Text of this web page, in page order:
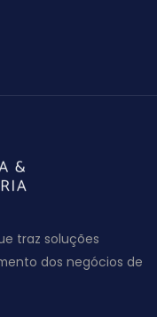
traz soluções
dos negócios de